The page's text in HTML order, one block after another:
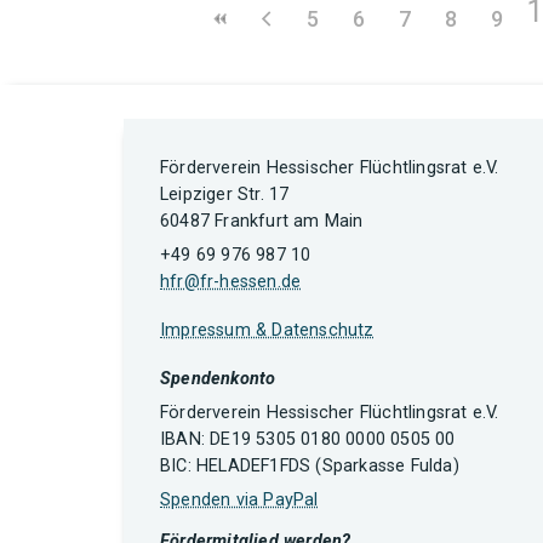
5 6 7 8 9
Förderverein Hessischer Flüchtlingsrat e.V.
Leipziger Str. 17
60487 Frankfurt am Main
+49 69 976 987 10
hfr@fr-hessen.de
Impressum & Datenschutz
Spendenkonto
Förderverein Hessischer Flüchtlingsrat e.V.
IBAN: DE19 5305 0180 0000 0505 00
BIC: HELADEF1FDS (Sparkasse Fulda)
Spenden via PayPal